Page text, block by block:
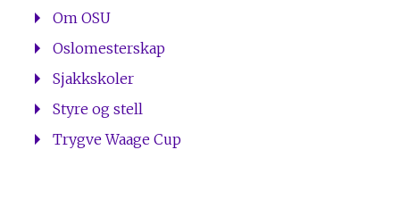
Om OSU
Oslomesterskap
Sjakkskoler
Styre og stell
Trygve Waage Cup